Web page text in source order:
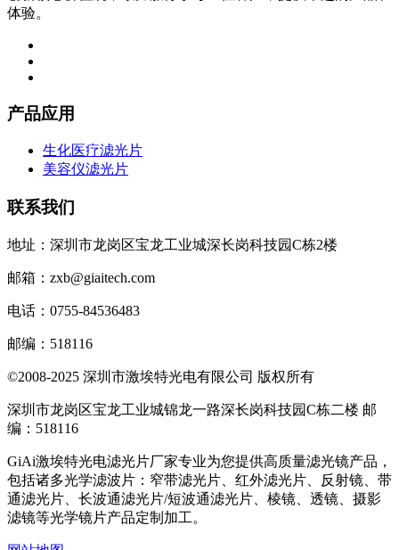
体验。
产品应用
生化医疗滤光片
美容仪滤光片
联系我们
地址：深圳市龙岗区宝龙工业城深长岗科技园C栋2楼
邮箱：zxb@giaitech.com
电话：0755-84536483
邮编：518116
©2008-2025 深圳市激埃特光电有限公司 版权所有
深圳市龙岗区宝龙工业城锦龙一路深长岗科技园C栋二楼 邮
编：518116
GiAi激埃特光电滤光片厂家专业为您提供高质量滤光镜产品，
包括诸多光学滤波片：窄带滤光片、红外滤光片、反射镜、带
通滤光片、长波通滤光片/短波通滤光片、棱镜、透镜、摄影
滤镜等光学镜片产品定制加工。